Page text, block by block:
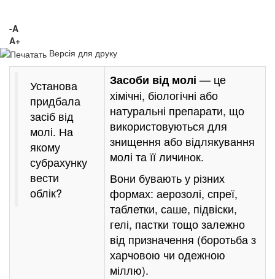
-A
A+
Версія для друку
Установа
придбала
засіб від
молі. На
якому
субрахунку
вести
облік?
Засоби від молі — це
хімічні, біологічні або
натуральні препарати, що
використовуються для
знищення або відлякування
молі та її личинок.
Вони бувають у різних
формах: аерозолі, спреї,
таблетки, саше, підвіски,
гелі, пастки тощо залежно
від призначення (боротьба з
харчовою чи одежною
міллю).